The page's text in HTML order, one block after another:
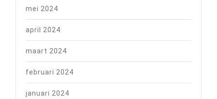
mei 2024
april 2024
maart 2024
februari 2024
januari 2024